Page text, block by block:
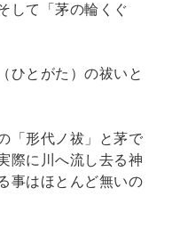
して「茅の輪くぐ
ひとがた）の祓いと
「形代ノ祓」と茅で
際に川へ流し去る神
事はほとんど無いの